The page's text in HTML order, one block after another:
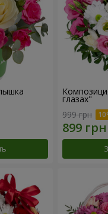
глазах"
999 грн